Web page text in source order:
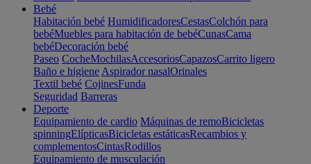
Bebé
Habitación bebé HumidificadoresCestasColchón para
bebéMuebles para habitación de bebéCunasCama
bebéDecoración bebé
Paseo CocheMochilasAccesoriosCapazosCarrito ligero
Baño e higiene Aspirador nasalOrinales
Textil bebé CojinesFunda
Seguridad Barreras
Deporte
Equipamiento de cardio Máquinas de remoBicicletas
spinningElípticasBicicletas estáticasRecambios y
complementosCintasRodillos
Equipamiento de musculación